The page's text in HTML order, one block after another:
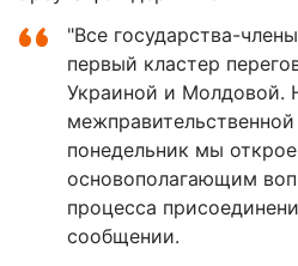
"Все государства-
первый кластер
Украиной и Молдовой.
понедельник мы
основополагающим
процесса
сообщении.